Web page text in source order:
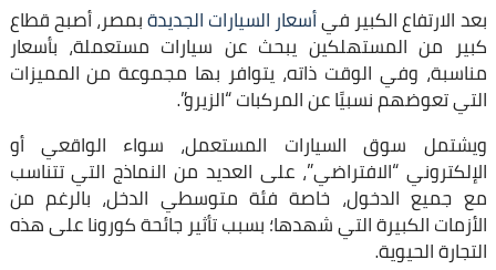
بعد الارتفاع الكبير فيأسعار السيارات الجديدةبمصر، أصبح قطاع
كبير من المستهلكين يبحث عن سيارات مستعملة، بأسعار
مناسبة، وفي الوقت ذاته، يتوافر بها مجموعة من المميزات
التي تعوضهم نسبيًا عن المركبات “الزيرو”.
ويشتمل سوق السيارات المستعمل، سواء الواقعي أو
الإلكتروني “الافتراضي”، على العديد من النماذج التي تتناسب
مع جميع الدخول، خاصة فئة متوسطي الدخل، بالرغم من
الأزمات الكبيرة التي شهدها؛ بسبب تأثير جائحة كورونا على هذه
التجارة الحيوية.